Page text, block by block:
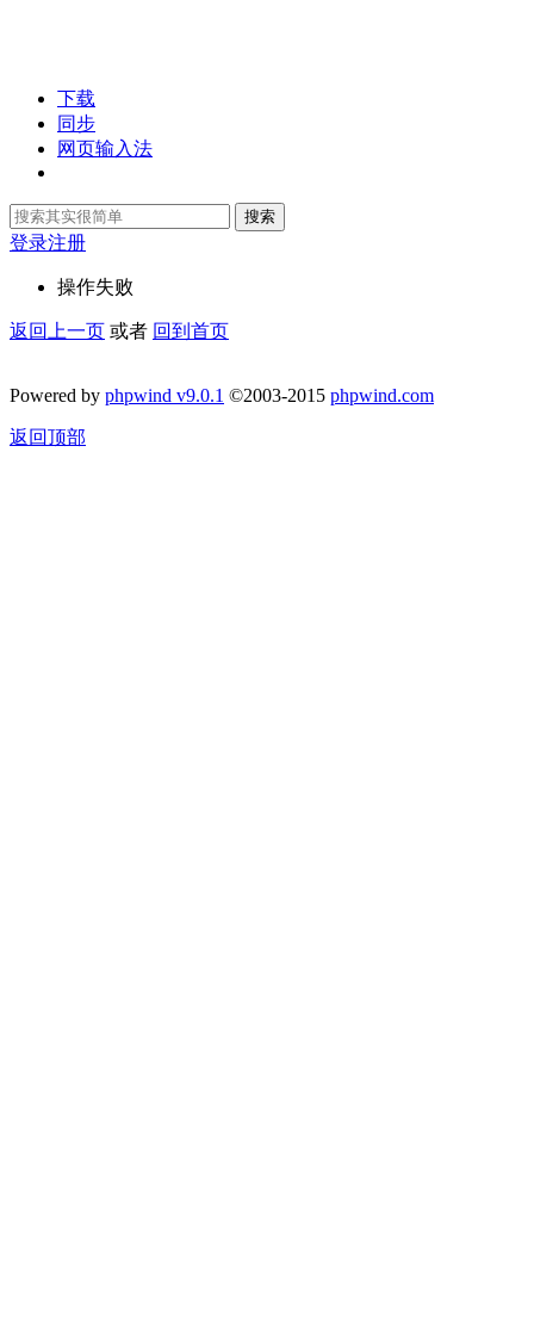
下载
同步
网页输入法
搜索
登录注册
操作失败
返回上一页 或者 回到首页
Powered by phpwind v9.0.1 ©2003-2015 phpwind.com
返回顶部